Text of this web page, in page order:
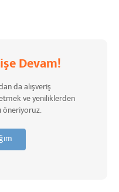
Devam!
da alışveriş
ve yeniliklerden
öneriyoruz.